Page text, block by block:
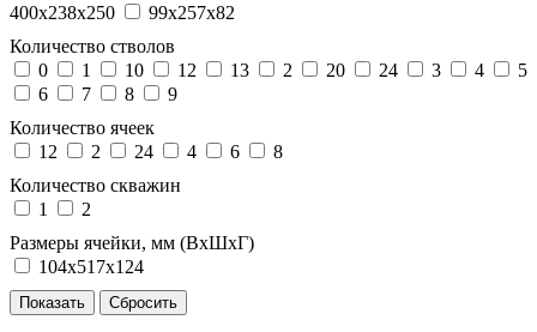
400x238x250
99x257x82
Количество стволов
0
1 10 12 13 2 20 24 3 4
5
6
7 8
9
Количество ячеек
12
2 24 4 6
8
Количество скважин
1
2
Размеры ячейки, мм (ВхШхГ)
104х517х124